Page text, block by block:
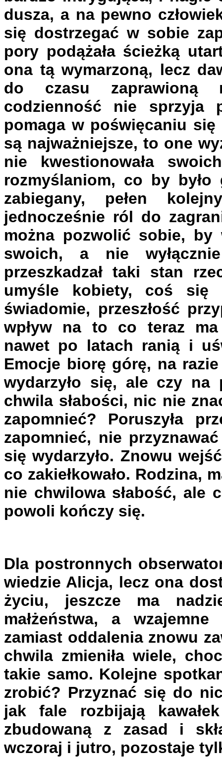
dusza, a na pewno
się dostrzegać w sobie
pory podążała ścieżką
ona tą wymarzoną, lecz
do czasu zaprawioną
codzienność nie sprzyja
pomaga w poświęcaniu
są najważniejsze, to one
nie kwestionowała
rozmyślaniom, co by było
zabiegany, pełen
jednocześnie ról do
można pozwolić sobie, by
swoich, a nie
przeszkadzał taki stan
umyśle kobiety, coś się
świadomie, przeszłość
wpływ na to co teraz ma
nawet po latach ranią i
Emocje biorę górę, na
wydarzyło się, ale czy na
chwila słabości, nic nie
zapomnieć? Poruszyła
zapomnieć, nie
się wydarzyło. Znowu
co zakiełkowało. Rodzina,
nie chwilowa słabość, ale
powoli kończy się.
Dla postronnych
wiedzie Alicja, lecz ona
życiu, jeszcze ma
małżeństwa, a
zamiast oddalenia znowu
chwila zmieniła wiele,
takie samo. Kolejne
zrobić? Przyznać się do
jak fale rozbijają
zbudowaną z zasad i
wczoraj i jutro, pozostaje